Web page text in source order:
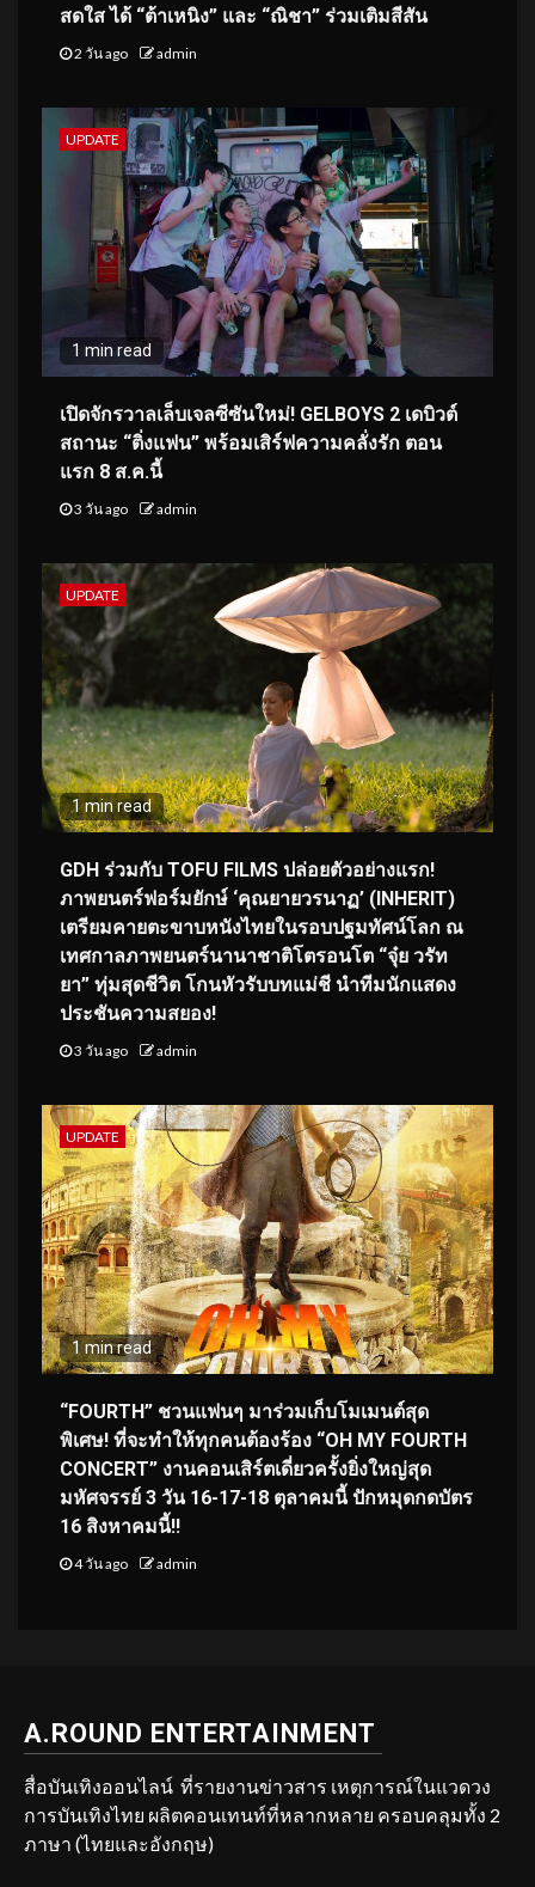
สดใส ได้ “ต้าเหนิง” และ “ณิชา” ร่วมเติมสีสัน
2 วัน ago admin
UPDATE
1 min read
เปิดจักรวาลเล็บเจลซีซันใหม่! GELBOYS 2 เดบิวต์
สถานะ “ติ่งแฟน” พร้อมเสิร์ฟความคลั่งรัก ตอน
แรก 8 ส.ค.นี้
3 วัน ago admin
UPDATE
1 min read
GDH ร่วมกับ TOFU FILMS ปล่อยตัวอย่างแรก!
ภาพยนตร์ฟอร์มยักษ์ ‘คุณยายวรนาฏ’ (INHERIT)
เตรียมคายตะขาบหนังไทยในรอบปฐมทัศน์โลก ณ
เทศกาลภาพยนตร์นานาชาติโตรอนโต “จุ๋ย วรัท
ยา” ทุ่มสุดชีวิต โกนหัวรับบทแม่ชี นำทีมนักแสดง
ประชันความสยอง!
3 วัน ago admin
UPDATE
1 min read
“FOURTH” ชวนแฟนๆ มาร่วมเก็บโมเมนต์สุด
พิเศษ! ที่จะทำให้ทุกคนต้องร้อง “OH MY FOURTH
CONCERT” งานคอนเสิร์ตเดี่ยวครั้งยิ่งใหญ่สุด
มหัศจรรย์ 3 วัน 16-17-18 ตุลาคมนี้ ปักหมุดกดบัตร
16 สิงหาคมนี้!!
4 วัน ago admin
A.ROUND ENTERTAINMENT
สื่อบันเทิงออนไลน์ ที่รายงานข่าวสาร เหตุการณ์ในแวดวง
การบันเทิงไทย ผลิตคอนเทนท์ที่หลากหลาย ครอบคลุมทั้ง 2
ภาษา (ไทยและอังกฤษ)